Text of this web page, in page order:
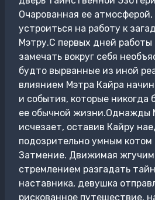
Очарованная ее
устроиться на работу к
Мэтру.С первых дней
замечать вокруг себя
будто вырванные из иной
влиянием Мэтра Кайра
и события, которые никогда
ее обычной жизни.Однажды
исчезает, оставив Кайру
подозрительно умным котом
Затмение. Движимая
стремлением разгадать
наставника, девушка
рискованное путешествие,